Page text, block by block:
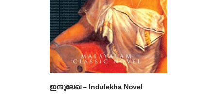
ഇന്ദുലേഖ – Indulekha Novel